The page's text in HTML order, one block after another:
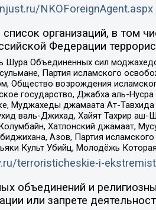
NKOForeignAgent.aspx
организаций, в том
Федерации
Объединенных сил
Партия исламского
Общество возрождения
государство, Джабха аль-
Муджахеды джамаата Ат-
валь-Джихад, Хайят Тахрир аш-
Хатлонский джамаат,
Азов, Партия
Культ Убийц, Молодёжь
terroristicheskie-i-
объединений и
или запрете